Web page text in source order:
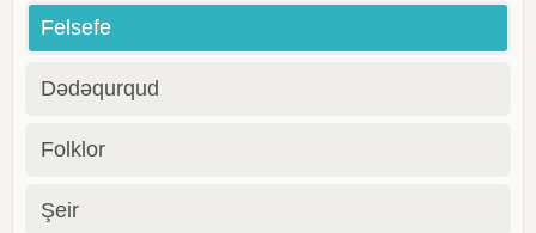
Felsefe
Dədəqurqud
Folklor
Şeir